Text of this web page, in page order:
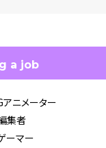
a job
アニメーター
集者
ーマー